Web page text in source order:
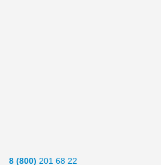
8 (800) 201 68 22